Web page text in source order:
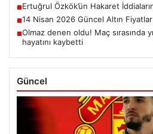
■Ertuğrul Özkök’ün Hakaret
■14 Nisan 2026 Güncel Altın
■Olmaz denen oldu! Maç sırasında
hayatını kaybetti
Güncel